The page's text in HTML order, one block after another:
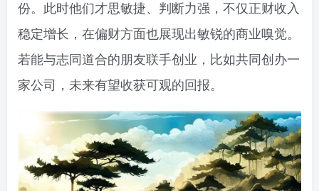
份。此时他们才思敏捷、判断力强，不仅正财收入
稳定增长，在偏财方面也展现出敏锐的商业嗅觉。
若能与志同道合的朋友联手创业，比如共同创办一
家公司，未来有望收获可观的回报。